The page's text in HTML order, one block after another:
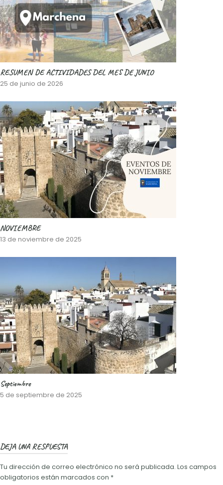
RESUMEN DE ACTIVIDADES DEL MES DE JUNIO
25 de junio de 2026
NOVIEMBRE
13 de noviembre de 2025
Septiembre
5 de septiembre de 2025
DEJA UNA RESPUESTA
Tu dirección de correo electrónico no será publicada. Los campos
obligatorios están marcados con *